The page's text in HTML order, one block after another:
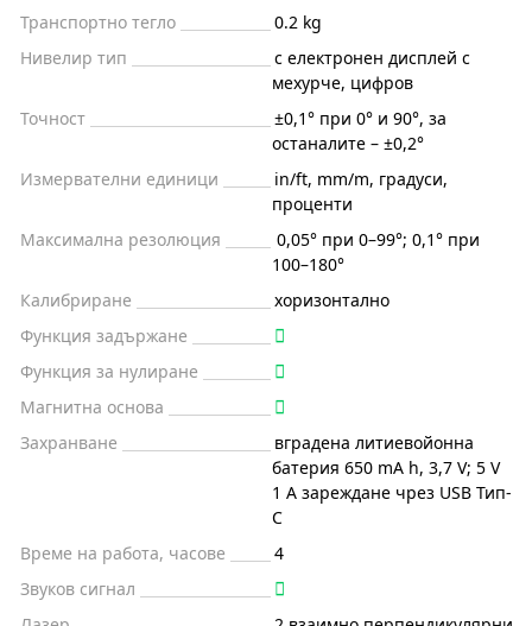
Транспортно тегло
0.2 kg
Нивелир тип
с електронен дисплей с
мехурче, цифров
Точност
±0,1° при 0° и 90°, за
останалите – ±0,2°
Измервателни единици
in/ft, mm/m, градуси,
проценти
Максимална резолюция
0,05° при 0–99°; 0,1° при
100–180°
Калибриране
хоризонтално
Функция задържане
Функция за нулиране
Магнитна основа
Захранване
вградена литиевойонна
батерия 650 mA h, 3,7 V; 5 V
1 A зареждане чрез USB Тип-
C
Време на работа, часове
4
Звуков сигнал